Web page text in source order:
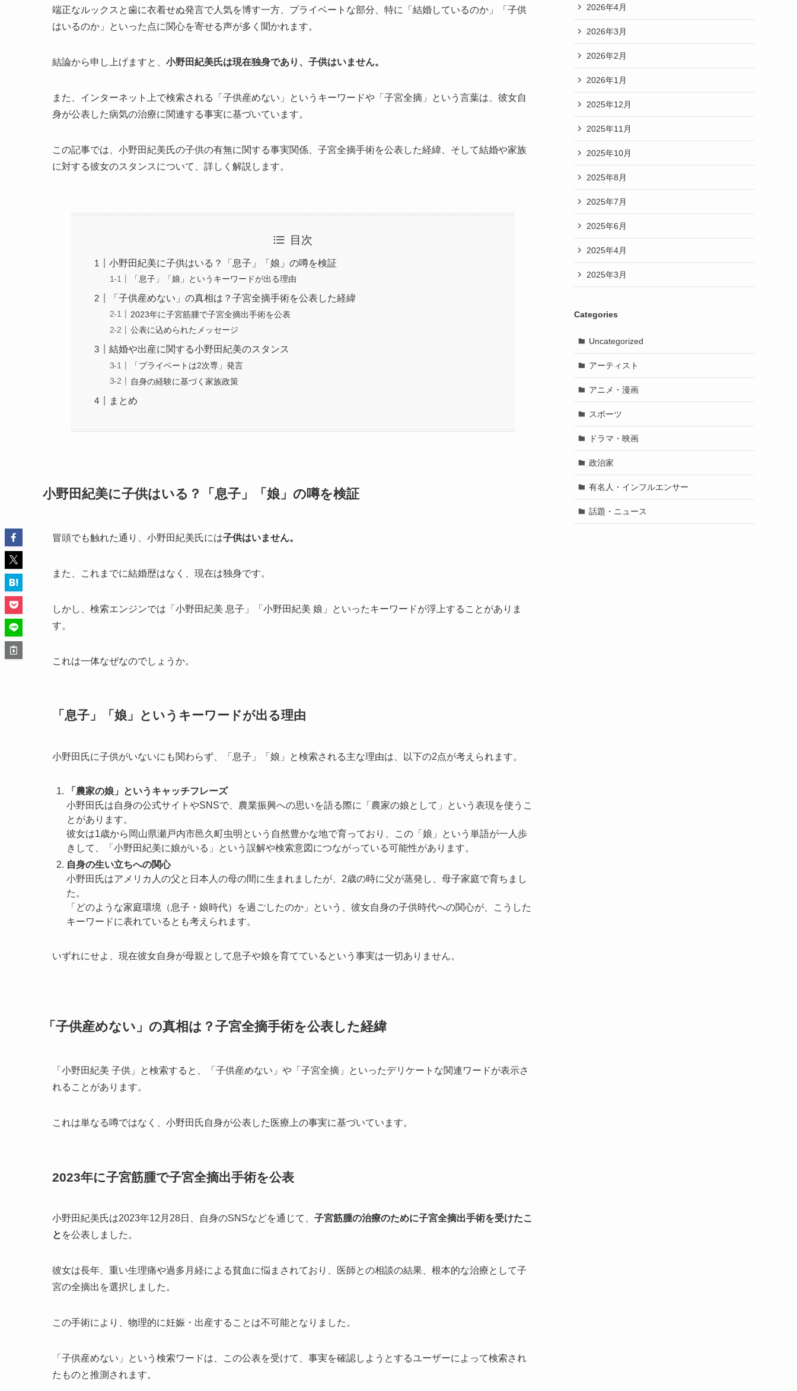
端正なルックスと歯に衣着せぬ発言で人気を博す一方、プライベートな部分、特に「結婚しているのか」「子供
はいるのか」といった点に関心を寄せる声が多く聞かれます。
結論から申し上げますと、 小野田紀美氏は現在独身であり、子供はいません。
また、インターネット上で検索される「子供産めない」というキーワードや「子宮全摘」という言葉は、彼女自
身が公表した病気の治療に関連する事実に基づいています。
この記事では、小野田紀美氏の子供の有無に関する事実関係、子宮全摘手術を公表した経緯、そして結婚や家族
に対する彼女のスタンスについて、詳しく解説します。
目次
小野田紀美に子供はいる？「息子」「娘」の噂を検証
「息子」「娘」というキーワードが出る理由
「子供産めない」の真相は？子宮全摘手術を公表した経緯
2023年に子宮筋腫で子宮全摘出手術を公表
公表に込められたメッセージ
結婚や出産に関する小野田紀美のスタンス
「プライベートは2次専」発言
自身の経験に基づく家族政策
まとめ
小野田紀美に子供はいる？「息子」「娘」の噂を検証
冒頭でも触れた通り、小野田紀美氏には子供はいません。
また、これまでに結婚歴はなく、現在は独身です。
しかし、検索エンジンでは「小野田紀美 息子」「小野田紀美 娘」といったキーワードが浮上することがありま
す。
これは一体なぜなのでしょうか。
「息子」「娘」というキーワードが出る理由
小野田氏に子供がいないにも関わらず、「息子」「娘」と検索される主な理由は、以下の2点が考えられます。
「農家の娘」というキャッチフレーズ
小野田氏は自身の公式サイトやSNSで、農業振興への思いを語る際に「農家の娘として」という表現を使うこ
とがあります。
彼女は1歳から岡山県瀬戸内市邑久町虫明という自然豊かな地で育っており、この「娘」という単語が一人歩
きして、「小野田紀美に娘がいる」という誤解や検索意図につながっている可能性があります。
自身の生い立ちへの関心
小野田氏はアメリカ人の父と日本人の母の間に生まれましたが、2歳の時に父が蒸発し、母子家庭で育ちまし
た。
「どのような家庭環境（息子・娘時代）を過ごしたのか」という、彼女自身の子供時代への関心が、こうした
キーワードに表れているとも考えられます。
いずれにせよ、現在彼女自身が母親として息子や娘を育てているという事実は一切ありません。
「子供産めない」の真相は？子宮全摘手術を公表した経緯
「小野田紀美 子供」と検索すると、「子供産めない」や「子宮全摘」といったデリケートな関連ワードが表示さ
れることがあります。
これは単なる噂ではなく、小野田氏自身が公表した医療上の事実に基づいています。
2023年に子宮筋腫で子宮全摘出手術を公表
小野田紀美氏は2023年12月28日、自身のSNSなどを通じて、 子宮筋腫の治療のために子宮全摘出手術を受けたこ
と を公表しました。
彼女は長年、重い生理痛や過多月経による貧血に悩まされており、医師との相談の結果、根本的な治療として子
宮の全摘出を選択しました。
この手術により、物理的に妊娠・出産することは不可能となりました。
「子供産めない」という検索ワードは、この公表を受けて、事実を確認しようとするユーザーによって検索され
たものと推測されます。
2026年4月
2026年3月
2026年2月
2026年1月
2025年12月
2025年11月
2025年10月
2025年8月
2025年7月
2025年6月
2025年4月
2025年3月
Categories
Uncategorized
アーティスト
アニメ・漫画
スポーツ
ドラマ・映画
政治家
有名人・インフルエンサー
話題・ニュース